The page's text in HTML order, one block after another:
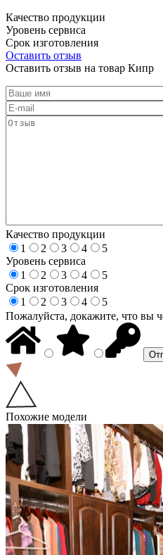
Качество продукции
Уровень сервиса
Срок изготовления
Оставить отзыв
Оставить отзыв на товар Кипр
Качество продукции
1
2 3 4
5
Уровень сервиса
1
2 3 4
5
Срок изготовления
1
2 3 4
5
Пожалуйста, докажите, что вы
Похожие модели